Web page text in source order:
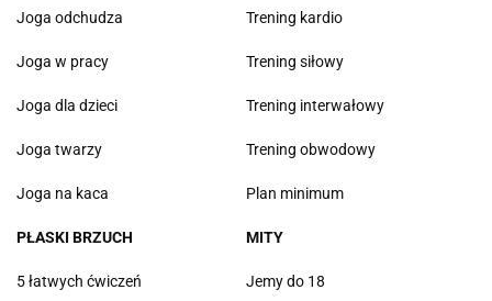
Joga odchudza
Joga w pracy
Joga dla dzieci
Joga twarzy
Joga na kaca
Trening kardio
Trening siłowy
Trening interwałowy
Trening obwodowy
Plan minimum
PŁASKI BRZUCH
5 łatwych ćwiczeń
MITY
Jemy do 18